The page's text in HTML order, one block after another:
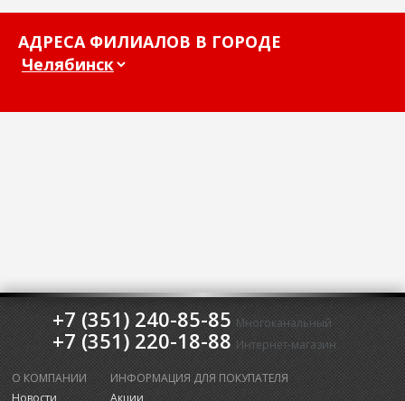
АДРЕСА ФИЛИАЛОВ В ГОРОДЕ
+7 (351) 240-85-85 Многоканальный
+7 (351) 220-18-88 Интернет-магазин
О КОМПАНИИ
ИНФОРМАЦИЯ ДЛЯ ПОКУПАТЕЛЯ